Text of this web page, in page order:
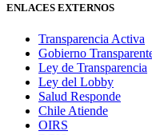
ENLACES EXTERNOS
Transparencia Activa
Gobierno
Ley de Transparencia
Ley del Lobby
Salud Responde
Chile Atiende
OIRS